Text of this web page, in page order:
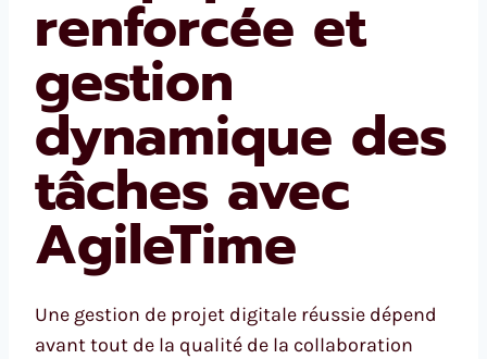
renforcée et
gestion
dynamique des
tâches avec
AgileTime
Une gestion de projet digitale réussie dépend
avant tout de la qualité de la collaboration